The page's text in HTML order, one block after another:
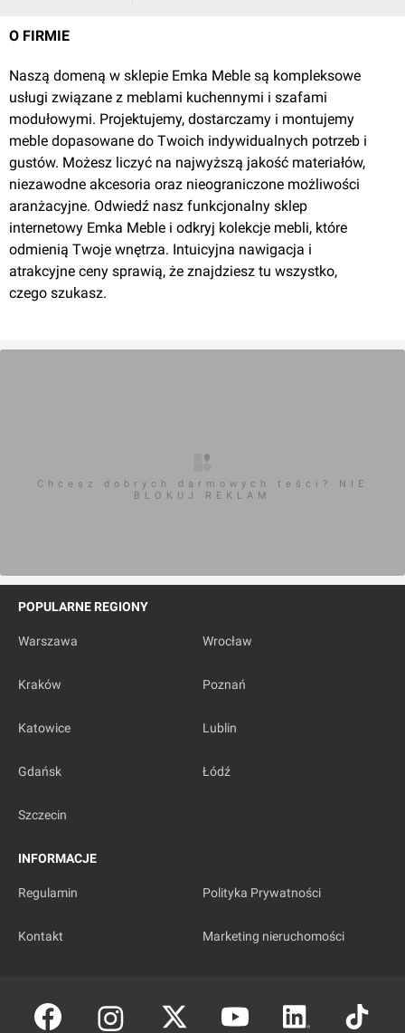
O FIRMIE
Naszą domeną w sklepie Emka Meble są kompleksowe
usługi związane z meblami kuchennymi i szafami
modułowymi. Projektujemy, dostarczamy i montujemy
meble dopasowane do Twoich indywidualnych potrzeb i
gustów. Możesz liczyć na najwyższą jakość materiałów,
niezawodne akcesoria oraz nieograniczone możliwości
aranżacyjne. Odwiedź nasz funkcjonalny sklep
internetowy Emka Meble i odkryj kolekcje mebli, które
odmienią Twoje wnętrza. Intuicyjna nawigacja i
atrakcyjne ceny sprawią, że znajdziesz tu wszystko,
czego szukasz.
Chcesz dobrych darmowych teści? NIE
BLOKUJ REKLAM
POPULARNE REGIONY
Warszawa Wrocław
Kraków Poznań
Katowice Lublin
Gdańsk Łódź
Szczecin
INFORMACJE
Regulamin Polityka Prywatności
Kontakt Marketing nieruchomości